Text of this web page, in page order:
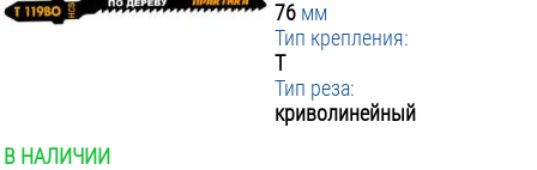
76 мм
Тип крепления:
T
Тип реза:
криволинейный
В НАЛИЧИИ